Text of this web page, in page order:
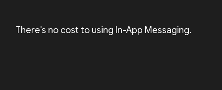
There's no cost to using In-App Messaging.